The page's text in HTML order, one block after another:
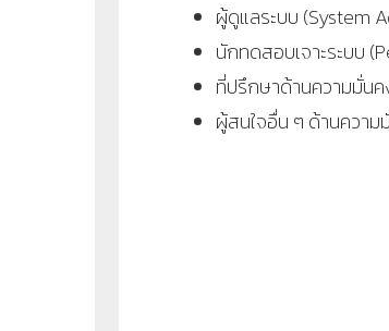
ผู้ดูแลระบบ (System
นักทดสอบเจาะระบบ
ที่ปรึกษาด้านความมั่น
ผู้สนใจอื่น ๆ ด้านควา